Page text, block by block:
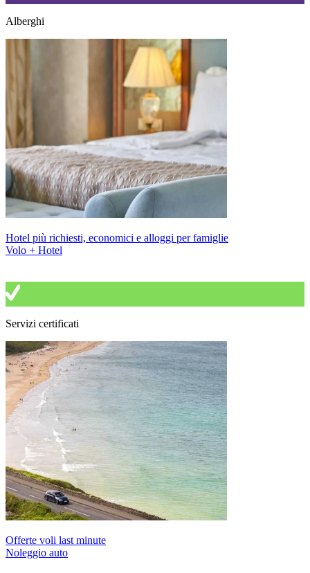
Alberghi
Hotel più richiesti, economici e alloggi per famiglie
Volo + Hotel
Servizi certificati
Offerte voli last minute
Noleggio auto